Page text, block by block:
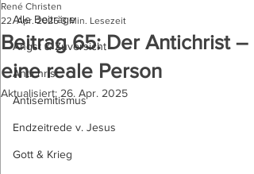
Alle Beiträge
Angst & Zuversicht
Antichrist
Antisemitismus
Endzeitrede v. Jesus
Gott & Krieg
Beitrag 65: Der Antichrist –
eine reale Person
René Christen
22. Apr. 2025 3 Min. Lesezeit
Aktualisiert: 26. Apr. 2025